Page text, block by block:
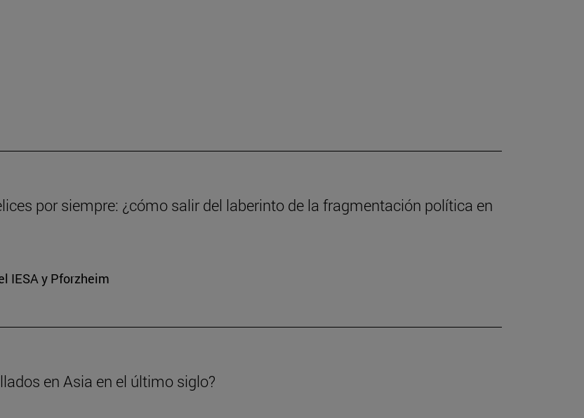
por siempre: ¿cómo salir del laberinto de la fragmentación política en
IESA y Pforzheim
en Asia en el último siglo?